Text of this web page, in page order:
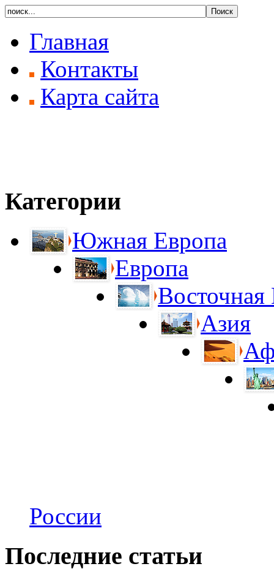
Главная
Контакты
Карта сайта
Категории
Южная Европа
Европа
Восточная
Азия
России
Последние статьи